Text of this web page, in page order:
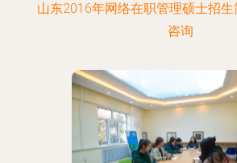
山东2016年网络在职管理硕士招
咨询